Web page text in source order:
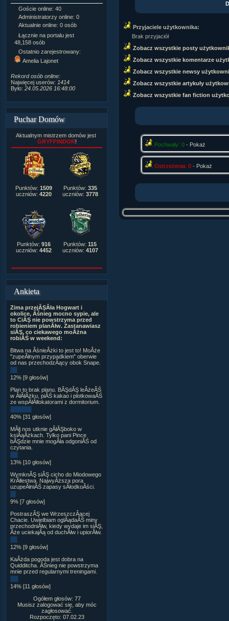
Goście online: 40
Administratorzy online: 0
Aktualnie online: 0 osób
Łącznie na portalu jest
48,158 osób
Ostatnio zarejestrowany:
Amelia Lajonet
Rekord osób online:
Najwięcej userów: 1414
Było: 24.05.2026 16:48:00
Napisanych artykułów:
Zdjęć w galerii:21,490
Tematów na forum: 3,921
Postów na forum:
Komentarzy do materiałów:
222,019
3,327
Wlepionych ostrzeżeń:4,170
Puchar Domów
Aktualnym mistrzem domów jest
GRYFFINDOR!
Punktów: 1509
uczniów: 4220
Punktów: 335
uczniów: 3778
Punktów: 916
uczniów: 4452
Punktów: 115
uczniów: 4107
Ankieta
Zima przejĂŞÂła Hogwart i
okolice, Âśnieg mocno sypie, ale
to CiĂŞ nie powstrzyma przed
robieniem planĂłw. Zastanawiasz
siĂŞ, co ciekawego moÂżna
robiĂŚ w weekend:
Bitwa na ÂśnieÂżki to jest to! MoÂże
"zupeÂłnym przypadkiem" oberwie
od nas przechodzÂący obok Snape.
12% [9 głosów]
Plan to brak planu. BĂŞdĂŞ leÂżeĂŚ
w ÂłĂłÂżku, piĂŚ kakao i plotkowaĂŚ
ze wspĂłÂłlokatorami z dormitorium.
40% [31 głosów]
MĂłj nos utknie gÂłĂŞboko w
ksiÂąÂżkach. Tylko pani Pince
bĂŞdzie mnie mogÂła odgoniĂŚ od
czytania.
13% [10 głosów]
WymknĂŞ siĂŞ cicho do Miodowego
KrĂłlestwa. NajwyÂższa pora
uzupeÂłniĂŚ zapasy sÂłodkoÂści.
9% [7 głosów]
PostraszĂŞ we WrzeszczÂącej
Chacie. Uwielbiam oglÂądaĂŚ miny
przechodniĂłw, kiedy wydaje im siĂŞ,
Âże uciekajÂą od duchĂłw i upiorĂłw.
12% [9 głosów]
KaÂżda pogoda jest dobra na
Quidditcha. ÂŚnieg nie powstrzyma
mnie przed regularnymi treningami.
14% [11 głosów]
Ogółem głosów: 77
Musisz zalogować się, aby móc
zagłosować.
Rozpoczęto: 07.02.23
Przyjaciele użytkownika:
Brak przyjaciół
Zobacz wszystkie posty
Zobacz wszystkie komentarze
Zobacz wszystkie newsy
Zobacz wszystkie artykuły
Zobacz wszystkie fan fiction
Pochwały: 0- Pokaż
Ostrzeżenia: 0- Pokaż